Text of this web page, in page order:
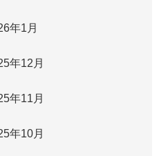
年1月
年12月
年11月
年10月